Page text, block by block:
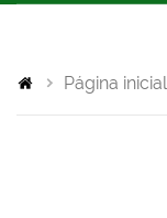
Página inicial